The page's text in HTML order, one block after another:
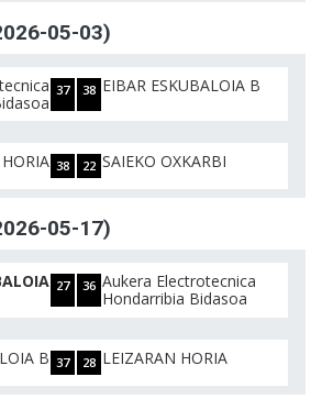
05-03)
37 38 EIBAR ESKUBALOIA B
38 22 SAIEKO OXKARBI
05-17)
27 36 Aukera Electrotecnica
Hondarribia Bidasoa
B 37 28 LEIZARAN HORIA